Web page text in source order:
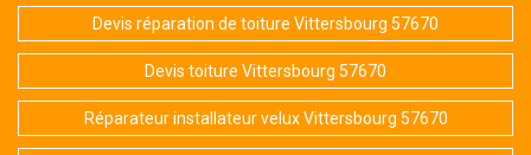
Devis réparation de toiture Vittersbourg 57670
Devis toiture Vittersbourg 57670
Réparateur installateur velux Vittersbourg 57670